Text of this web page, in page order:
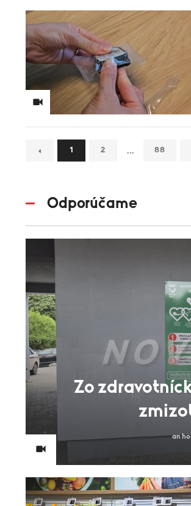
1 2 … 88
Odporúčame
Zo
an